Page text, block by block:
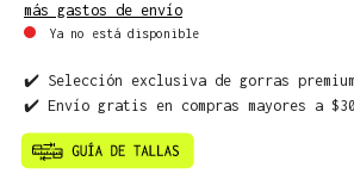
más gastos de envío
Ya no está disponible
✔️ Selección exclusiva de gorras
✔️ Envío gratis en compras mayores a